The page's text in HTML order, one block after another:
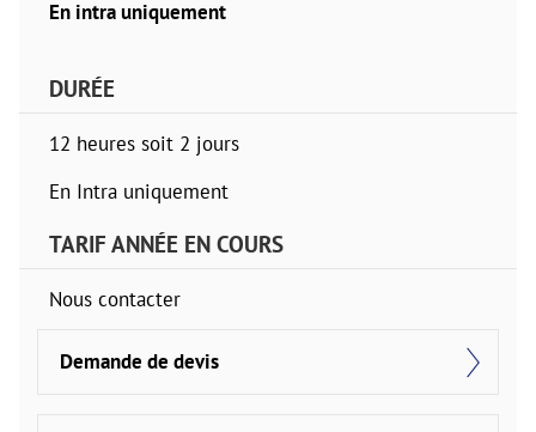
En intra uniquement
DURÉE
12 heures soit 2 jours
En Intra uniquement
TARIF ANNÉE EN COURS
Nous contacter
Demande de devis